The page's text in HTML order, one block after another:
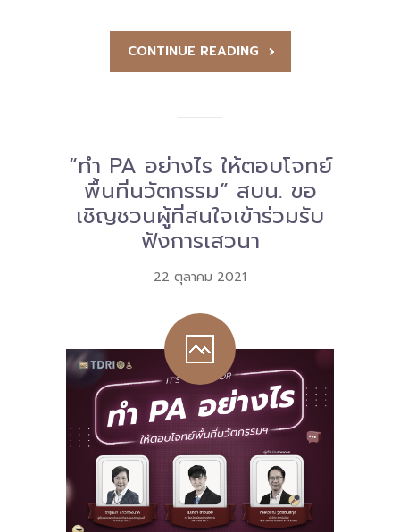
---- ปีการศึกษา 2565
-- เอกสารเผยแพร่
เกี่ยวกับเรา
-- รู้จัก พื้นที่นวัตกรรมการศึกษา
-- คณะกรรมการนโยบายพื้นที่นวัตกรรมการศึกษา
-- คณะอนุกรรมการ 6 คณะ
-- ทีมงาน สบน.
ติดต่อเรา
CONTINUE READING
“ทำ PA อย่างไร ให้ตอบโจทย์
พื้นที่นวัตกรรม” สบน. ขอ
เชิญชวนผู้ที่สนใจเข้าร่วมรับ
ฟังการเสวนา
22 ตุลาคม 2021